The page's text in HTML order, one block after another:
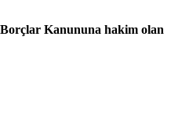
Kanununa hakim olan